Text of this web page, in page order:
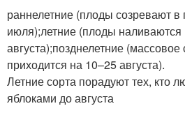
раннелетние (плоды созревают
июля);летние (плоды наливаются
августа);позднелетние
приходится на 10–25 августа).
Летние сорта порадуют тех, кто
яблоками до августа